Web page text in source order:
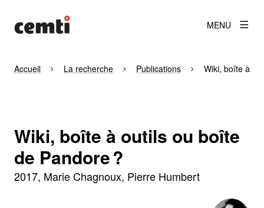
MENU
Accueil La recherche Publications Wiki, boîte à
Wiki, boîte à outils ou boîte
de Pandore ?
2017 Marie Chagnoux, Pierre Humbert